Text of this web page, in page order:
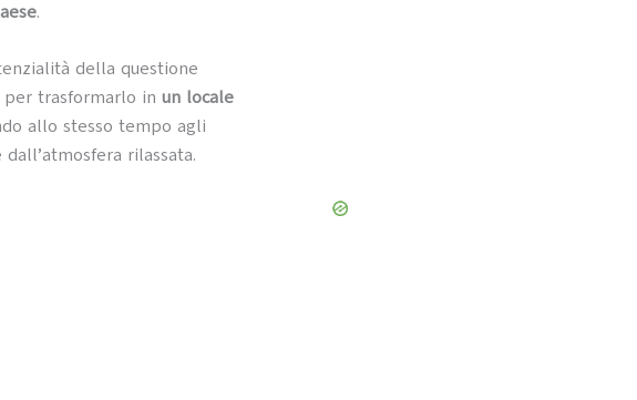
.
della questione
per trasformarlo in un locale
allo stesso tempo agli
rilassata.